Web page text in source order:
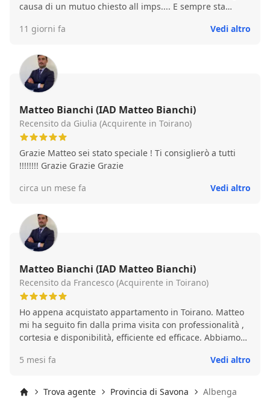
causa di un mutuo chiesto all imps.... E sempre sta
un sorriso Io la consiglio pienamente
11 giorni fa Vedi altro
Matteo Bianchi (IAD Matteo Bianchi)
Recensito da Giulia (Acquirente in Toirano)
Grazie Matteo sei stato speciale ! Ti consiglierò a tutti
!!!!!!!! Grazie Grazie Grazie
circa un mese fa
Vedi altro
Matteo Bianchi (IAD Matteo Bianchi)
Recensito da Francesco (Acquirente in Toirano)
Ho appena acquistato appartamento in Toirano. Matteo
mi ha seguito fin dalla prima visita con professionalità ,
cortesia e disponibilità, efficiente ed efficace. Abbiamo
davvero a Matteo. Consigliatissimo!
5 mesi fa Vedi altro
Trova agente Provincia di Savona Albenga